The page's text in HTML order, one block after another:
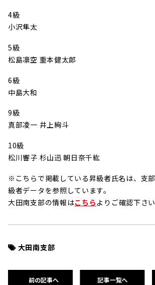
4級
小沢隼太
5級
松島凛空 重本健太郎
6級
中島大和
9級
真部凌一 井上絢斗
10級
松川響子 杉山迅 朝日奈千紘
※こちらで掲載している昇級者氏名は、支
級者データを参照しています。
大田南支部の情報はこちら よりご確認下さい
大田南支部
前の記事へ 記事一覧へ